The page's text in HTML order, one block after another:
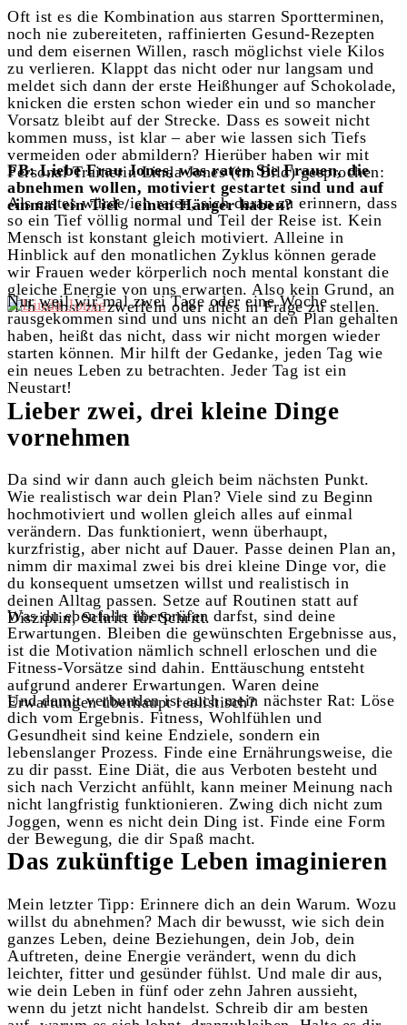
Oft ist es die Kombination aus starren Sportterminen,
noch nie zubereiteten, raffinierten Gesund-Rezepten
und dem eisernen Willen, rasch möglichst viele Kilos
zu verlieren. Klappt das nicht oder nur langsam und
meldet sich dann der erste Heißhunger auf Schokolade,
knicken die ersten schon wieder ein und so mancher
Vorsatz bleibt auf der Strecke. Dass es soweit nicht
kommen muss, ist klar – aber wie lassen sich Tiefs
vermeiden oder abmildern? Hierüber haben wir mit
Personal Trainerin Linda Jones (im Bild) gesprochen:
FB: Liebe Frau Jones, was raten Sie Frauen, die
abnehmen wollen, motiviert gestartet sind und auf
einmal ein Tief / einen Hänger haben?
Als erstes würde ich raten, sich daran zu erinnern, dass
so ein Tief völlig normal und Teil der Reise ist. Kein
Mensch ist konstant gleich motiviert. Alleine in
Hinblick auf den monatlichen Zyklus können gerade
wir Frauen weder körperlich noch mental konstant die
gleiche Energie von uns erwarten. Also kein Grund, an
sich selbst zu zweifeln oder alles in Frage zu stellen.
Nur weil wir mal zwei Tage oder eine Woche
rausgekommen sind und uns nicht an den Plan gehalten
haben, heißt das nicht, dass wir nicht morgen wieder
starten können. Mir hilft der Gedanke, jeden Tag wie
ein neues Leben zu betrachten. Jeder Tag ist ein
Neustart!
Lieber zwei, drei kleine Dinge
vornehmen
Da sind wir dann auch gleich beim nächsten Punkt.
Wie realistisch war dein Plan? Viele sind zu Beginn
hochmotiviert und wollen gleich alles auf einmal
verändern. Das funktioniert, wenn überhaupt,
kurzfristig, aber nicht auf Dauer. Passe deinen Plan an,
nimm dir maximal zwei bis drei kleine Dinge vor, die
du konsequent umsetzen willst und realistisch in
deinen Alltag passen. Setze auf Routinen statt auf
Disziplin, Schritt für Schritt.
Was du ebenfalls überprüfen darfst, sind deine
Erwartungen. Bleiben die gewünschten Ergebnisse aus,
ist die Motivation nämlich schnell erloschen und die
Fitness-Vorsätze sind dahin. Enttäuschung entsteht
aufgrund anderer Erwartungen. Waren deine
Erwartungen überhaupt realistisch?
Und damit verbunden ist auch mein nächster Rat: Löse
dich vom Ergebnis. Fitness, Wohlfühlen und
Gesundheit sind keine Endziele, sondern ein
lebenslanger Prozess. Finde eine Ernährungsweise, die
zu dir passt. Eine Diät, die aus Verboten besteht und
sich nach Verzicht anfühlt, kann meiner Meinung nach
nicht langfristig funktionieren. Zwing dich nicht zum
Joggen, wenn es nicht dein Ding ist. Finde eine Form
der Bewegung, die dir Spaß macht.
Das zukünftige Leben imaginieren
Mein letzter Tipp: Erinnere dich an dein Warum. Wozu
willst du abnehmen? Mach dir bewusst, wie sich dein
ganzes Leben, deine Beziehungen, dein Job, dein
Auftreten, deine Energie verändert, wenn du dich
leichter, fitter und gesünder fühlst. Und male dir aus,
wie dein Leben in fünf oder zehn Jahren aussieht,
wenn du jetzt nicht handelst. Schreib dir am besten